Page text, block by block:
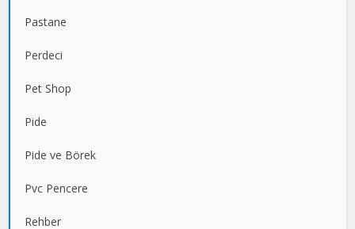
Pastane
Perdeci
Pet Shop
Pide
Pide ve Börek
Pvc Pencere
Rehber